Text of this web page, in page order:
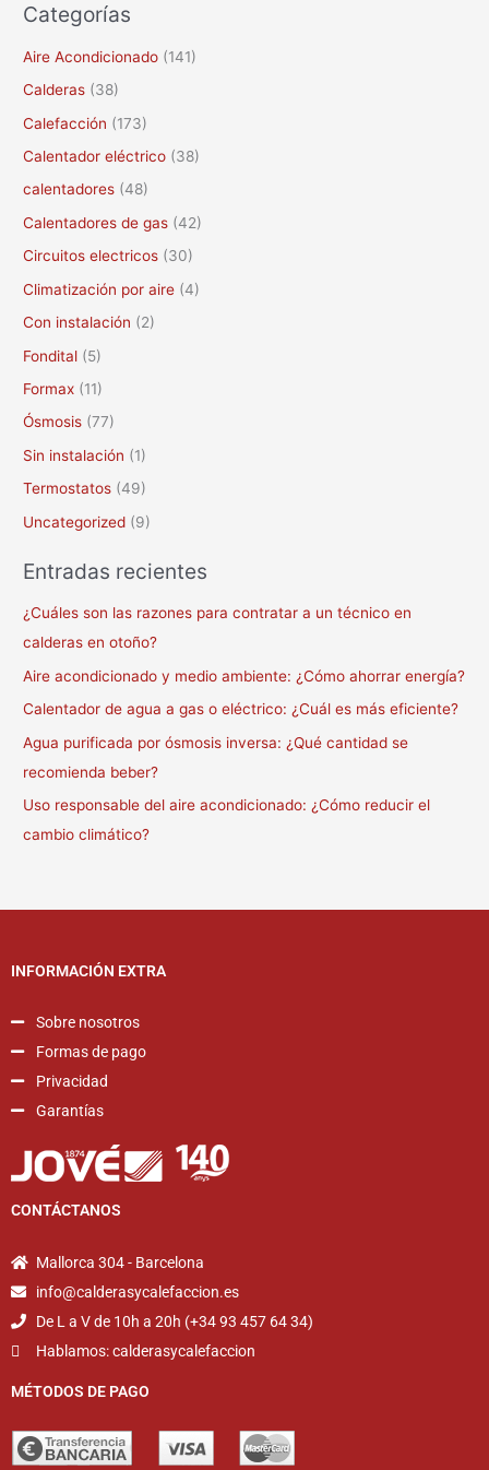
s
o
r
:
Categorías
Aire Acondicionado (141)
Calderas (38)
Calefacción (173)
Calentador eléctrico (38)
calentadores (48)
Calentadores de gas (42)
Circuitos electricos (30)
Climatización por aire (4)
Con instalación (2)
Fondital (5)
Formax (11)
Ósmosis (77)
Sin instalación (1)
Termostatos (49)
Uncategorized (9)
Entradas recientes
¿Cuáles son las razones para contratar a un técnico en
calderas en otoño?
Aire acondicionado y medio ambiente: ¿Cómo ahorrar energía?
Calentador de agua a gas o eléctrico: ¿Cuál es más eficiente?
Agua purificada por ósmosis inversa: ¿Qué cantidad se
recomienda beber?
Uso responsable del aire acondicionado: ¿Cómo reducir el
cambio climático?
INFORMACIÓN EXTRA
Sobre nosotros
Formas de pago
Privacidad
Garantías
CONTÁCTANOS
Mallorca 304 - Barcelona
info@calderasycalefaccion.es
De L a V de 10h a 20h (+34 93 457 64 34)
Hablamos: calderasycalefaccion
MÉTODOS DE PAGO